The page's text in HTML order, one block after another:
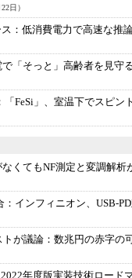
日）
： 低消費電力で高速な推
で「そっと」高齢者を見守
「FeSi」、室温下でスピ
くてもNF測定と変調解析
インフィニオン、USB-
トが議論： 数兆円の赤字の
年度版実装技術ロード